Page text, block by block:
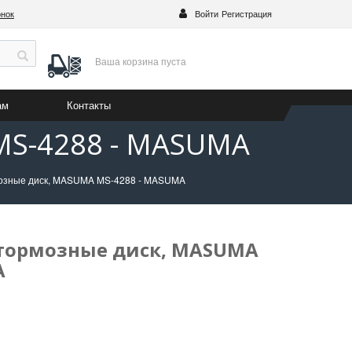
Войти Регистрация
Ваша корзина пуста
Контакты
4288 - MASUMA
диск, MASUMA MS-4288 - MASUMA
диск, MASUMA